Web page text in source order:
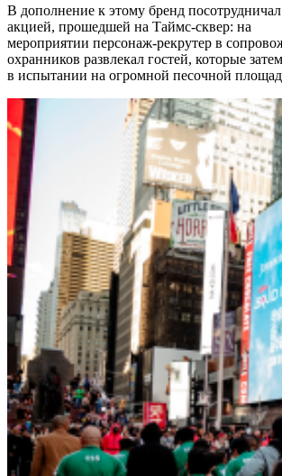
В дополнение к этому бренд
акцией, прошедшей на Таймс-сквер: на
мероприятии персонаж-рекрутер в
охранников развлекал гостей, которые
в испытании на огромной песочной